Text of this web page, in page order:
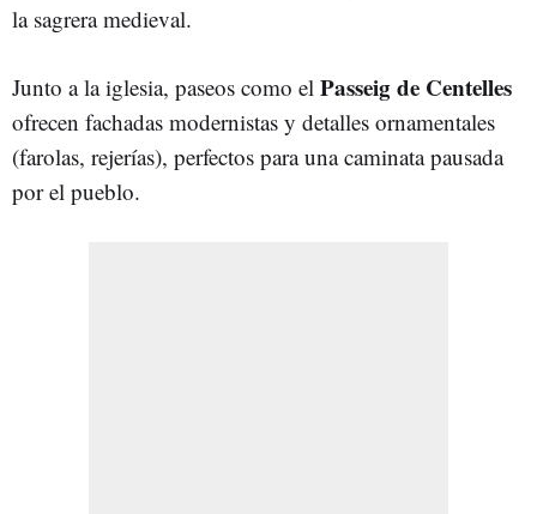
la sagrera medieval.
Junto a la iglesia, paseos como el Passeig de Centelles
ofrecen fachadas modernistas y detalles ornamentales
(farolas, rejerías), perfectos para una caminata pausada
por el pueblo.